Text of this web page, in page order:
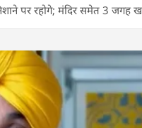
पर रहोगे; मंदिर समेत 3 जगह